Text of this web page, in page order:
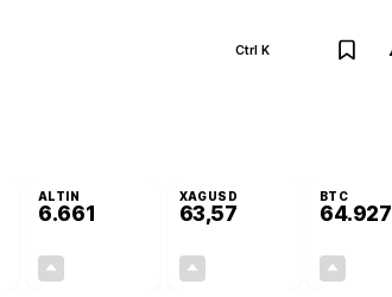
Ctrl K
ALTIN
6.661
XAGUSD
63,57
BTC
64.927